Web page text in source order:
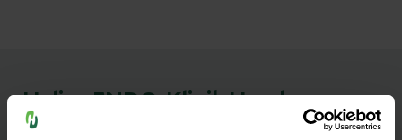
Helios ENDO-Klinik Hamburg